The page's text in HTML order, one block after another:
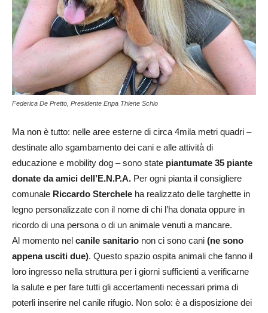
Federica De Pretto, Presidente Enpa Thiene Schio
Ma non è tutto: nelle aree esterne di circa 4mila metri quadri –
destinate allo sgambamento dei cani e alle attività̀ di
educazione e mobility dog – sono state piantumate 35 piante
donate da amici dell’E.N.P.A. Per ogni pianta il consigliere
comunale Riccardo Sterchele ha realizzato delle targhette in
legno personalizzate con il nome di chi l’ha donata oppure in
ricordo di una persona o di un animale venuti a mancare.
Al momento nel canile sanitario non ci sono cani (ne sono
appena usciti due). Questo spazio ospita animali che fanno il
loro ingresso nella struttura per i giorni sufficienti a verificarne
la salute e per fare tutti gli accertamenti necessari prima di
poterli inserire nel canile rifugio. Non solo: è a disposizione dei